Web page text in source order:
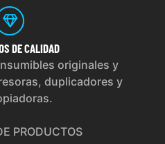
DE CALIDAD
originales y
duplicadores y
PRODUCTOS